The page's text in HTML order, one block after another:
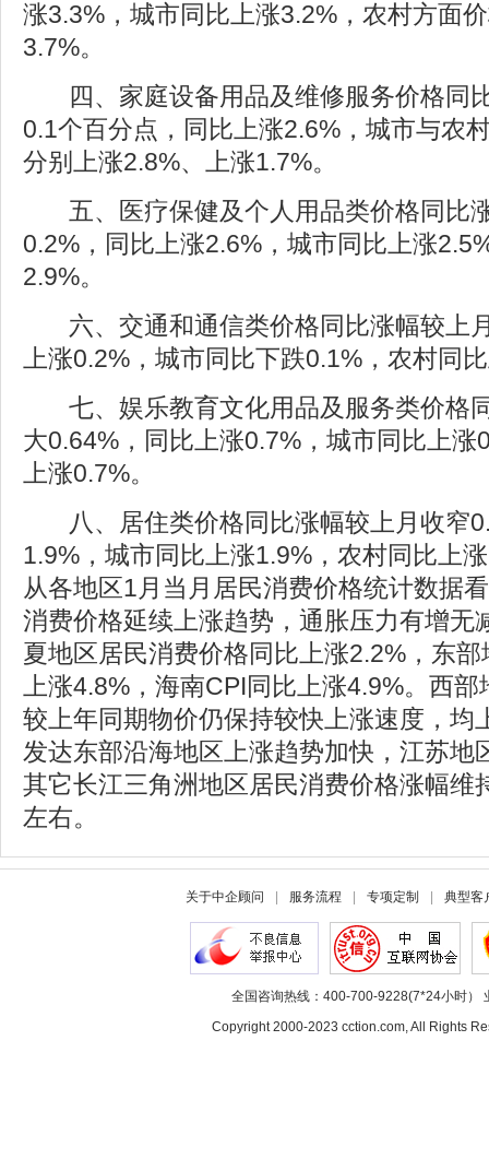
涨3.3%，城市同比上涨3.2%，农村方面
3.7%。
四、家庭设备用品及维修服务价格同
0.1个百分点，同比上涨2.6%，城市与农
分别上涨2.8%、上涨1.7%。
五、医疗保健及个人用品类价格同比
0.2%，同比上涨2.6%，城市同比上涨
2.9%。
六、交通和通信类价格同比涨幅较上
上涨0.2%，城市同比下跌0.1%，农村同
七、娱乐教育文化用品及服务类价格
大0.64%，同比上涨0.7%，城市同比上涨
上涨0.7%。
八、居住类价格同比涨幅较上月收窄
1.9%，城市同比上涨1.9%，农村同比上
从各地区1月当月居民消费价格统计数据
消费价格延续上涨趋势，通胀压力有增无
夏地区居民消费价格同比上涨2.2%，东
上涨4.8%，海南CPI同比上涨4.9%。西部
较上年同期物价仍保持较快上涨速度，均
发达东部沿海地区上涨趋势加快，江苏地
其它长江三角洲地区居民消费价格涨幅维
左右。
关于中企顾问 服务流程 专项定制 典型客
全国咨询热线：400-700-9228(7*24小时）
Copyright 2000-2023 cction.com, All Rights